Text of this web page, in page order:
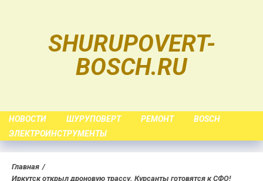
SHURUPOVERT-
BOSCH.RU
НОВОСТИ ШУРУПОВЕРТ РЕМОНТ
BOSCH
ЭЛЕКТРОИНСТРУМЕНТЫ
Главная
Иркутск открыл дроновую трассу. Курсанты готовятся к СФО!